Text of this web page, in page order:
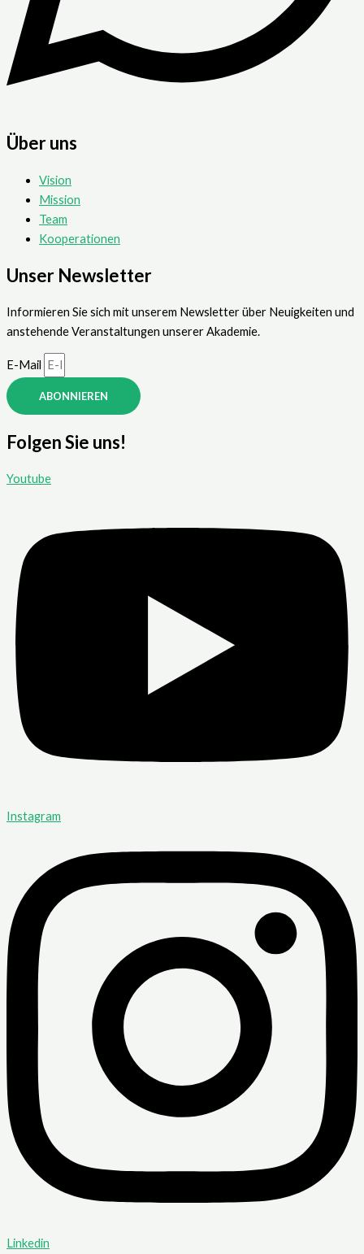
Über uns
Vision
Mission
Team
Kooperationen
Unser Newsletter
Informieren Sie sich mit unserem Newsletter über Neuigkeiten und
anstehende Veranstaltungen unserer Akademie.
E-Mail
ABONNIEREN
Folgen Sie uns!
Youtube
Instagram
Linkedin